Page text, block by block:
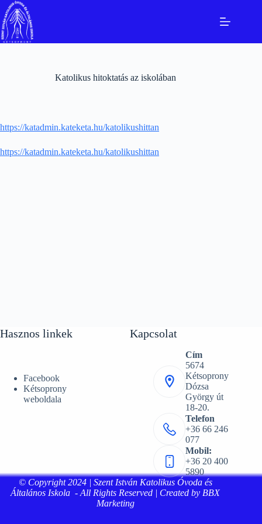
Skip
to
content
Katolikus hitoktatás az iskolában
https://katadmin.kateketa.hu/katolikushittan
https://katadmin.kateketa.hu/katolikushittan
Hasznos linkek
Facebook
Kétsoprony
weboldala
Kapcsolat
Cím
5674
Kétsoprony
Dózsa
György út
18-20.
Telefon
+36 66 246
077
Mobil:
+36 20 400
5890
© Copyright 2024 | Szent István Katolikus Óvoda és
Általános Iskola - All Rights Reserved | Created by BBX
Marketing